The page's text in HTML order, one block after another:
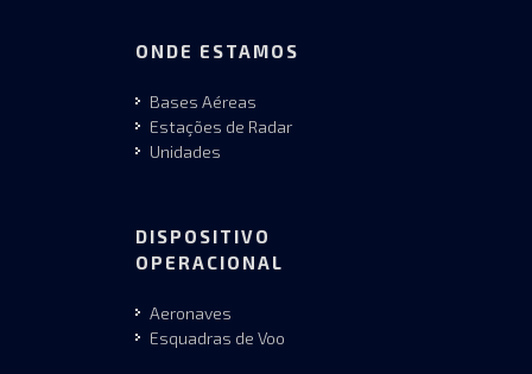
ONDE ESTAMOS
Bases Aéreas
Estações de Radar
Unidades
DISPOSITIVO
OPERACIONAL
Aeronaves
Esquadras de Voo